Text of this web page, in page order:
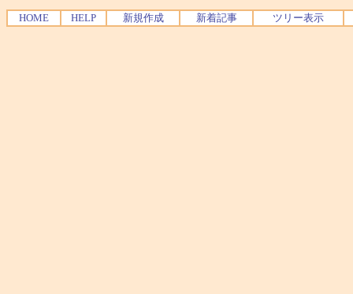
HOME HELP 新規作成 新着記事 ツリー表示